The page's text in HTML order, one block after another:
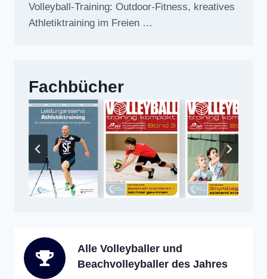
Volleyball-Training: Outdoor-Fitness, kreatives
Athletiktraining im Freien …
Fachbücher
Alle Volleyballer und
Beachvolleyballer des Jahres